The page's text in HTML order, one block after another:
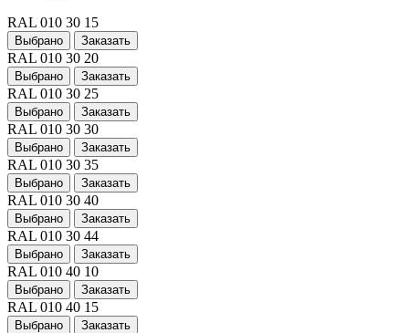
RAL 010 30 15
Выбрано Заказать
RAL 010 30 20
Выбрано Заказать
RAL 010 30 25
Выбрано Заказать
RAL 010 30 30
Выбрано Заказать
RAL 010 30 35
Выбрано Заказать
RAL 010 30 40
Выбрано Заказать
RAL 010 30 44
Выбрано Заказать
RAL 010 40 10
Выбрано Заказать
RAL 010 40 15
Выбрано Заказать